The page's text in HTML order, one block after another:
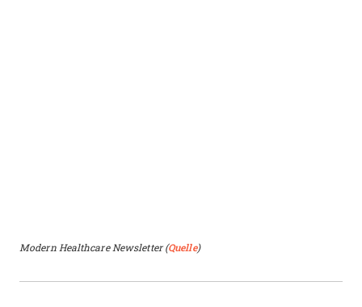
Modern Healthcare Newsletter (Quelle)